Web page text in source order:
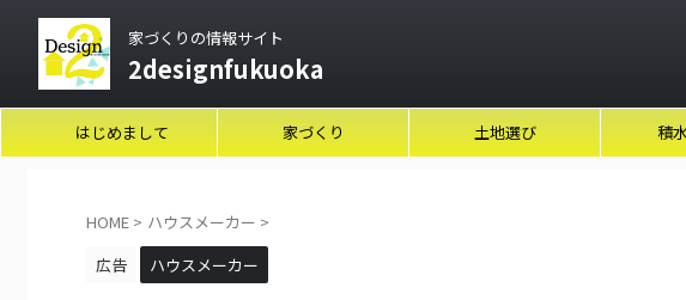
家づくりの情報サイト
2designfukuoka
はじめまして 家づくり 土地選び 積
HOME > ハウスメーカー >
広告
ハウスメーカー